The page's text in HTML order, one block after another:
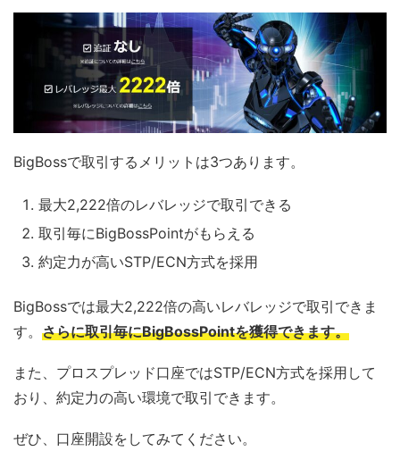
BigBossで取引するメリットは3つあります。
最大2,222倍のレバレッジで取引できる
取引毎にBigBossPointがもらえる
約定力が高いSTP/ECN方式を採用
BigBossでは最大2,222倍の高いレバレッジで取引できま
す。 さらに取引毎にBigBossPointを獲得できます。
また、プロスプレッド口座ではSTP/ECN方式を採用して
おり、約定力の高い環境で取引できます。
ぜひ、口座開設をしてみてください。